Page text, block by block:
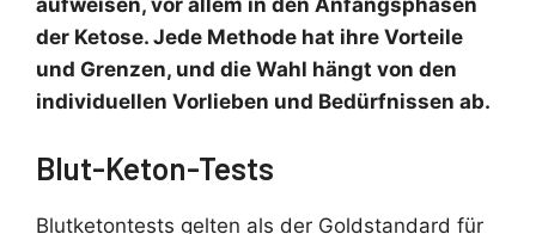
aufweisen, vor allem in den Anfangsphasen
der Ketose. Jede Methode hat ihre Vorteile
und Grenzen, und die Wahl hängt von den
individuellen Vorlieben und Bedürfnissen ab.
Blut-Keton-Tests
Blutketontests gelten als der Goldstandard für